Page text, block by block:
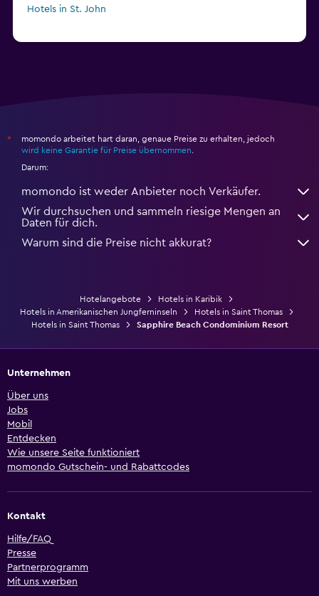
Hotels in St. John
*
momondo arbeitet hart daran, genaue Preise zu erhalten, jedoch
wird keine Garantie für Preise übernommen
Darum:
momondo ist weder Anbieter noch Verkäufer.
Wir durchsuchen und sammeln riesige Mengen an
Daten für dich.
Warum sind die Preise nicht akkurat?
Hotelangebote
Hotels in Karibik
Hotels in Amerikanischen Jungferninseln
Hotels in Saint Thomas
Hotels in Saint Thomas
Sapphire Beach Condominium Resort
Unternehmen
Über uns
Jobs
Mobil
Entdecken
Wie unsere Seite funktioniert
momondo Gutschein- und Rabattcodes
Kontakt
Hilfe/FAQ
Presse
Partnerprogramm
Mit uns werben